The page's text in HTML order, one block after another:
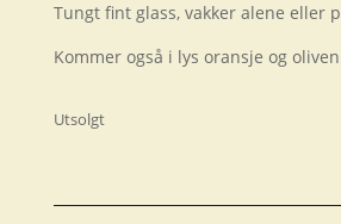
Tungt fint glass, vakker alene eller
Kommer også i lys oransje og oliven
Utsolgt